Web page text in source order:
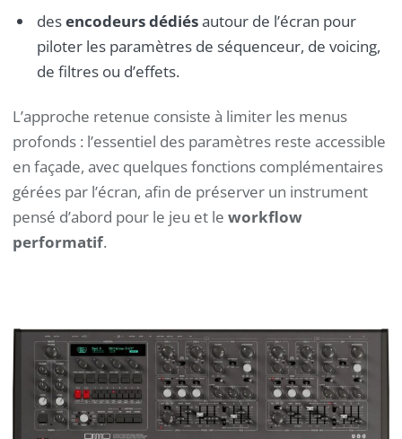
desencodeurs dédiésautour de l’écran pour
piloter les paramètres de séquenceur, de voicing,
de filtres ou d’effets.
L’approche retenue consiste à limiter les menus
profonds : l’essentiel des paramètres reste accessible
en façade, avec quelques fonctions complémentaires
gérées par l’écran, afin de préserver un instrument
pensé d’abord pour le jeu et le workflow
performatif.